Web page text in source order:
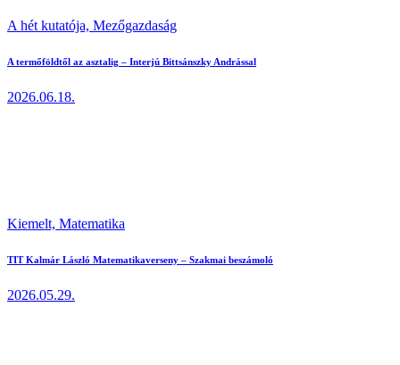
A hét kutatója, Mezőgazdaság
A termőföldtől az asztalig – Interjú Bittsánszky Andrással
2026.06.18.
Kiemelt, Matematika
TIT Kalmár László Matematikaverseny – Szakmai beszámoló
2026.05.29.